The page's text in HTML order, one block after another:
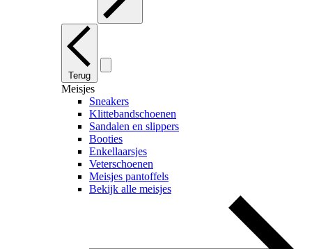
Terug
Meisjes
Sneakers
Klittebandschoenen
Sandalen en slippers
Booties
Enkellaarsjes
Veterschoenen
Meisjes pantoffels
Bekijk alle meisjes